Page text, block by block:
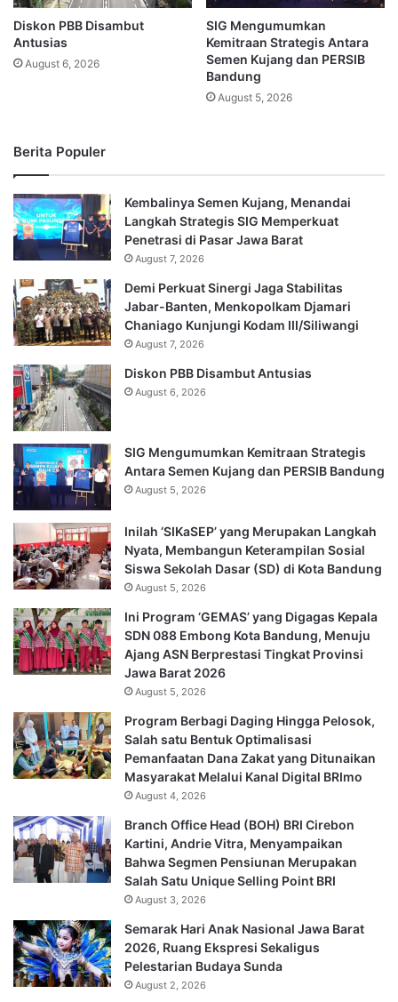
Diskon PBB Disambut
Antusias
August 6, 2026
SIG Mengumumkan
Kemitraan Strategis Antara
Semen Kujang dan PERSIB
Bandung
August 5, 2026
Berita Populer
Kembalinya Semen Kujang, Menandai
Langkah Strategis SIG Memperkuat
Penetrasi di Pasar Jawa Barat
August 7, 2026
Demi Perkuat Sinergi Jaga Stabilitas
Jabar-Banten, Menkopolkam Djamari
Chaniago Kunjungi Kodam III/Siliwangi
August 7, 2026
Diskon PBB Disambut Antusias
August 6, 2026
SIG Mengumumkan Kemitraan Strategis
Antara Semen Kujang dan PERSIB Bandung
August 5, 2026
Inilah ‘SIKaSEP’ yang Merupakan Langkah
Nyata, Membangun Keterampilan Sosial
Siswa Sekolah Dasar (SD) di Kota Bandung
August 5, 2026
Ini Program ‘GEMAS’ yang Digagas Kepala
SDN 088 Embong Kota Bandung, Menuju
Ajang ASN Berprestasi Tingkat Provinsi
Jawa Barat 2026
August 5, 2026
Program Berbagi Daging Hingga Pelosok,
Salah satu Bentuk Optimalisasi
Pemanfaatan Dana Zakat yang Ditunaikan
Masyarakat Melalui Kanal Digital BRImo
August 4, 2026
Branch Office Head (BOH) BRI Cirebon
Kartini, Andrie Vitra, Menyampaikan
Bahwa Segmen Pensiunan Merupakan
Salah Satu Unique Selling Point BRI
August 3, 2026
Semarak Hari Anak Nasional Jawa Barat
2026, Ruang Ekspresi Sekaligus
Pelestarian Budaya Sunda
August 2, 2026